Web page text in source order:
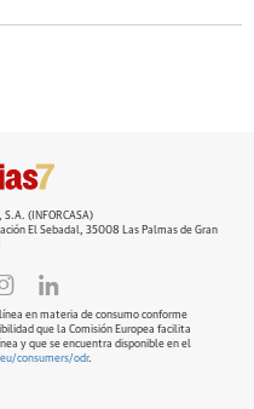
(INFORCASA)
El Sebadal, 35008 Las Palmas de Gran
en materia de consumo conforme
que la Comisión Europea facilita
y que se encuentra disponible en el
consumers/odr.